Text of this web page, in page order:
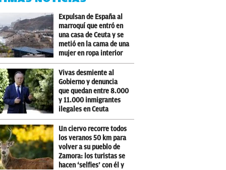
Expulsan de España al
marroquí que entró en
una casa de Ceuta y se
metió en la cama de una
mujer en ropa interior
Vivas desmiente al
Gobierno y denuncia
que quedan entre 8.000
y 11.000 inmigrantes
ilegales en Ceuta
Un ciervo recorre todos
los veranos 50 km para
volver a su pueblo de
Zamora: los turistas se
hacen ‘selfies’ con él y